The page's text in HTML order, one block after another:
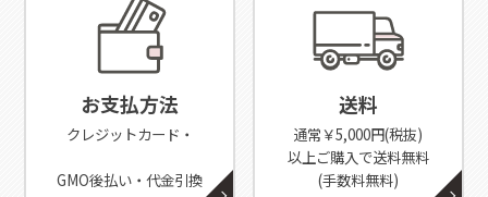
お支払方法
クレジットカード・
GMO後払い・代金引換
送料
通常￥5,000円(税抜)
以上ご購入で送料無料
(手数料無料)